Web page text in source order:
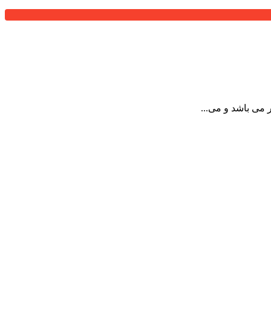
می باشد و می...